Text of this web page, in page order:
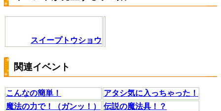
スイープトウショウ
関連イベント
こんなの簡単！
アタシ気に入っちゃった！
魔法の力で！（ガンッ！）
伝説の魔法具！？